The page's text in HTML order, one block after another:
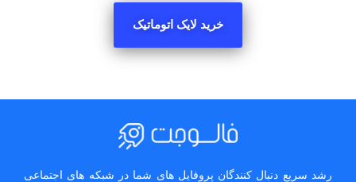
خرید لایک اتوماتیک
رشد سریع دنبال کنندگان پروفایل های شما در شبکه های اجتماعی